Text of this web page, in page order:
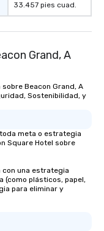
33.457 pies cuad.
Grand, A
Beacon Grand, A
Sostenibilidad, y
meta o estrategia
Square Hotel sobre
con una estrategia
(como plásticos, papel,
para eliminar y